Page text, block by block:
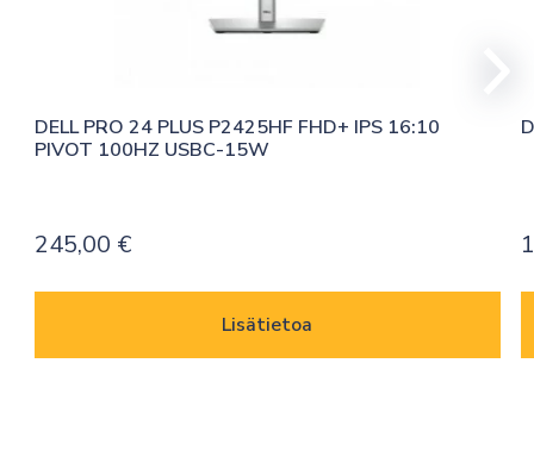
DELL PRO 24 PLUS P2425HF FHD+ IPS 16:10
PIVOT 100HZ USBC-15W
245,00 €
Lisätietoa